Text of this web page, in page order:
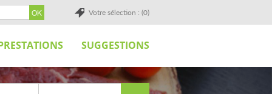
Votre sélection : (0)
SUGGESTIONS